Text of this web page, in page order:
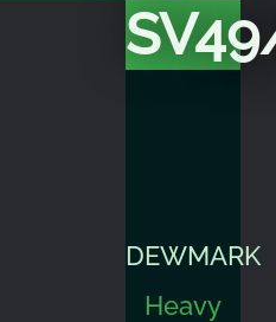
DEWMARK
Heavy